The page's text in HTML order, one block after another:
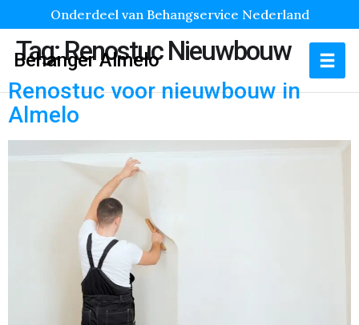
Onderdeel van Behangservice Nederland
Behanger Almelo
Tag:Renostuc Nieuwbouw
Renostuc voor nieuwbouw in
Almelo